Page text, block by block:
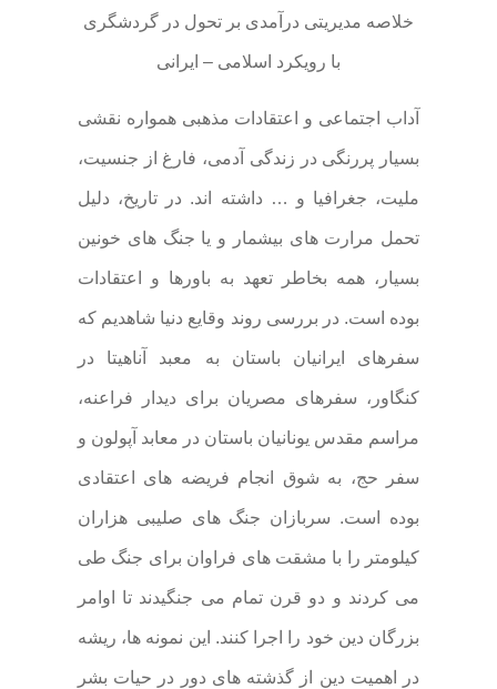
خلاصه مدیریتی درآمدی بر تحول در گردشگری
با رویکرد اسلامی – ایرانی
آداب اجتماعی و اعتقادات مذهبی همواره نقشی
بسیار پررنگی در زندگی آدمی، فارغ از جنسیت،
ملیت، جغرافیا و … داشته اند. در تاریخ، دلیل
تحمل مرارت های بیشمار و یا جنگ های خونین
بسیار، همه بخاطر تعهد به باورها و اعتقادات
بوده است. در بررسی روند وقایع دنیا شاهدیم که
سفرهای ایرانیان باستان به معبد آناهیتا در
کنگاور، سفرهای مصریان برای دیدار فراعنه،
مراسم مقدس یونانیان باستان در معابد آپولون و
سفر حج، به شوق انجام فریضه های اعتقادی
بوده است. سربازان جنگ های صلیبی هزاران
کیلومتر را با مشقت های فراوان برای جنگ طی
می کردند و دو قرن تمام می جنگیدند تا اوامر
بزرگان دین خود را اجرا کنند. این نمونه ها، ریشه
در اهمیت دین از گذشته های دور در حیات بشر